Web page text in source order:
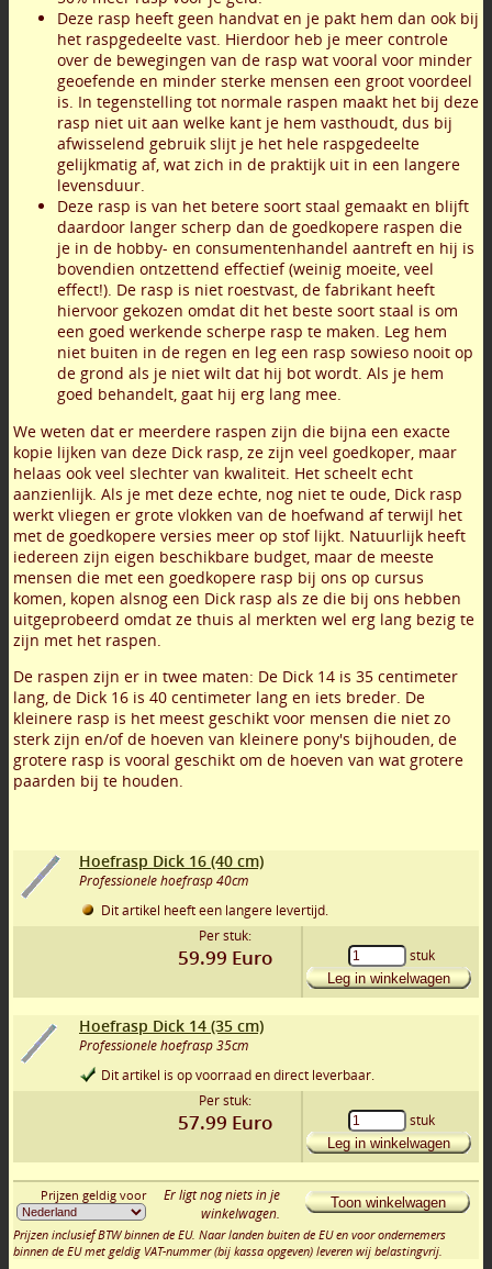
Deze rasp heeft geen handvat en je pakt hem dan ook bij
het raspgedeelte vast. Hierdoor heb je meer controle
over de bewegingen van de rasp wat vooral voor minder
geoefende en minder sterke mensen een groot voordeel
is. In tegenstelling tot normale raspen maakt het bij deze
rasp niet uit aan welke kant je hem vasthoudt, dus bij
afwisselend gebruik slijt je het hele raspgedeelte
gelijkmatig af, wat zich in de praktijk uit in een langere
levensduur.
Deze rasp is van het betere soort staal gemaakt en blijft
daardoor langer scherp dan de goedkopere raspen die
je in de hobby- en consumentenhandel aantreft en hij is
bovendien ontzettend effectief (weinig moeite, veel
effect!). De rasp is niet roestvast, de fabrikant heeft
hiervoor gekozen omdat dit het beste soort staal is om
een goed werkende scherpe rasp te maken. Leg hem
niet buiten in de regen en leg een rasp sowieso nooit op
de grond als je niet wilt dat hij bot wordt. Als je hem
goed behandelt, gaat hij erg lang mee.
We weten dat er meerdere raspen zijn die bijna een exacte
kopie lijken van deze Dick rasp, ze zijn veel goedkoper, maar
helaas ook veel slechter van kwaliteit. Het scheelt echt
aanzienlijk. Als je met deze echte, nog niet te oude, Dick rasp
werkt vliegen er grote vlokken van de hoefwand af terwijl het
met de goedkopere versies meer op stof lijkt. Natuurlijk heeft
iedereen zijn eigen beschikbare budget, maar de meeste
mensen die met een goedkopere rasp bij ons op cursus
komen, kopen alsnog een Dick rasp als ze die bij ons hebben
uitgeprobeerd omdat ze thuis al merkten wel erg lang bezig te
zijn met het raspen.
De raspen zijn er in twee maten: De Dick 14 is 35 centimeter
lang, de Dick 16 is 40 centimeter lang en iets breder. De
kleinere rasp is het meest geschikt voor mensen die niet zo
sterk zijn en/of de hoeven van kleinere pony's bijhouden, de
grotere rasp is vooral geschikt om de hoeven van wat grotere
paarden bij te houden.
Hoefrasp Dick 16 (40 cm)
Professionele hoefrasp 40cm
Dit artikel heeft een langere levertijd.
Per stuk:
59.99 Euro stuk
Leg in winkelwagen
Hoefrasp Dick 14 (35 cm)
Professionele hoefrasp 35cm
Dit artikel is op voorraad en direct leverbaar.
Per stuk:
57.99 Euro stuk
Leg in winkelwagen
Prijzen geldig voor
Er ligt nog niets in je
winkelwagen.
Toon winkelwagen
Prijzen inclusief BTW binnen de EU. Naar landen buiten de EU en voor ondernemers
binnen de EU met geldig VAT-nummer (bij kassa opgeven) leveren wij belastingvrij.